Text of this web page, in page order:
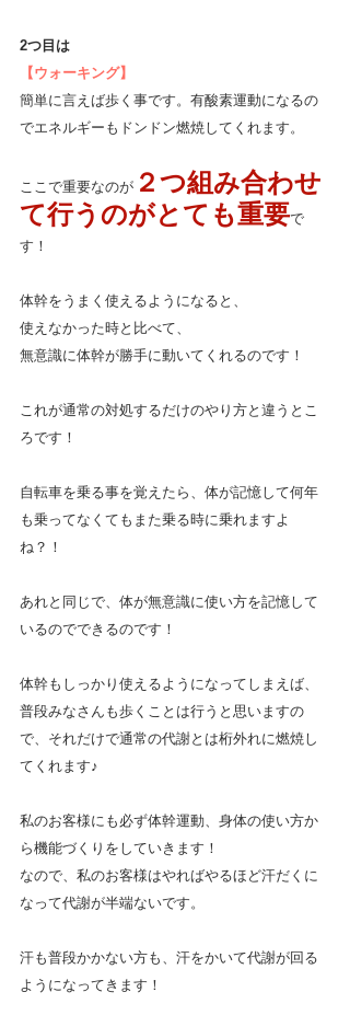
2つ目は
【ウォーキング】
簡単に言えば歩く事です。有酸素運動になるの
でエネルギーもドンドン燃焼してくれます。
ここで重要なのが ２つ組み合わせ
て行うのがとても重要で
す！
体幹をうまく使えるようになると、
使えなかった時と比べて、
無意識に体幹が勝手に動いてくれるのです！
これが通常の対処するだけのやり方と違うとこ
ろです！
自転車を乗る事を覚えたら、体が記憶して何年
も乗ってなくてもまた乗る時に乗れますよ
ね？！
あれと同じで、体が無意識に使い方を記憶して
いるのでできるのです！
体幹もしっかり使えるようになってしまえば、
普段みなさんも歩くことは行うと思いますの
で、それだけで通常の代謝とは桁外れに燃焼し
てくれます♪
私のお客様にも必ず体幹運動、身体の使い方か
ら機能づくりをしていきます！
なので、私のお客様はやればやるほど汗だくに
なって代謝が半端ないです。
汗も普段かかない方も、汗をかいて代謝が回る
ようになってきます！